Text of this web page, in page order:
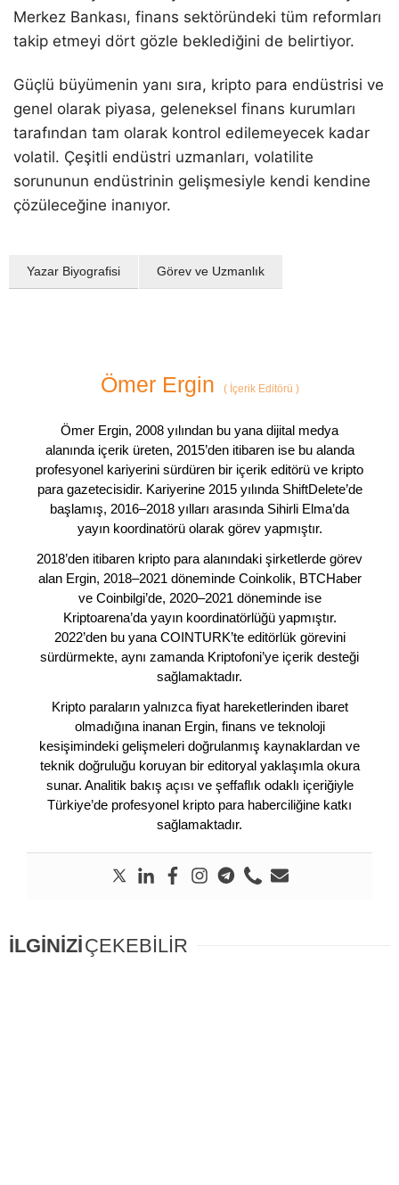
Merkez Bankası, finans sektöründeki tüm reformları
takip etmeyi dört gözle beklediğini de belirtiyor.
Güçlü büyümenin yanı sıra, kripto para endüstrisi ve
genel olarak piyasa, geleneksel finans kurumları
tarafından tam olarak kontrol edilemeyecek kadar
volatil. Çeşitli endüstri uzmanları, volatilite
sorununun endüstrinin gelişmesiyle kendi kendine
çözüleceğine inanıyor.
Yazar Biyografisi Görev ve Uzmanlık
Ömer Ergin (İçerik Editörü )
Ömer Ergin, 2008 yılından bu yana dijital medya
alanında içerik üreten, 2015’den itibaren ise bu alanda
profesyonel kariyerini sürdüren bir içerik editörü ve kripto
para gazetecisidir. Kariyerine 2015 yılında ShiftDelete’de
başlamış, 2016–2018 yılları arasında Sihirli Elma’da
yayın koordinatörü olarak görev yapmıştır.
2018’den itibaren kripto para alanındaki şirketlerde görev
alan Ergin, 2018–2021 döneminde Coinkolik, BTCHaber
ve Coinbilgi’de, 2020–2021 döneminde ise
Kriptoarena’da yayın koordinatörlüğü yapmıştır.
2022’den bu yana COINTURK’te editörlük görevini
sürdürmekte, aynı zamanda Kriptofoni’ye içerik desteği
sağlamaktadır.
Kripto paraların yalnızca fiyat hareketlerinden ibaret
olmadığına inanan Ergin, finans ve teknoloji
kesişimindeki gelişmeleri doğrulanmış kaynaklardan ve
teknik doğruluğu koruyan bir editoryal yaklaşımla okura
sunar. Analitik bakış açısı ve şeffaflık odaklı içeriğiyle
Türkiye’de profesyonel kripto para haberciliğine katkı
sağlamaktadır.
İLGİNİZİÇEKEBİLİR